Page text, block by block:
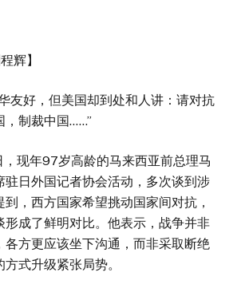
辉】
友好，但美国却到处和人讲：请对抗
，制裁中国……”
现年97岁高龄的马来西亚前总理马
驻日外国记者协会活动，多次谈到涉
，西方国家希望挑动国家间对抗，
形成了鲜明对比。他表示，战争并非
各方更应该坐下沟通，而非采取断绝
式升级紧张局势。